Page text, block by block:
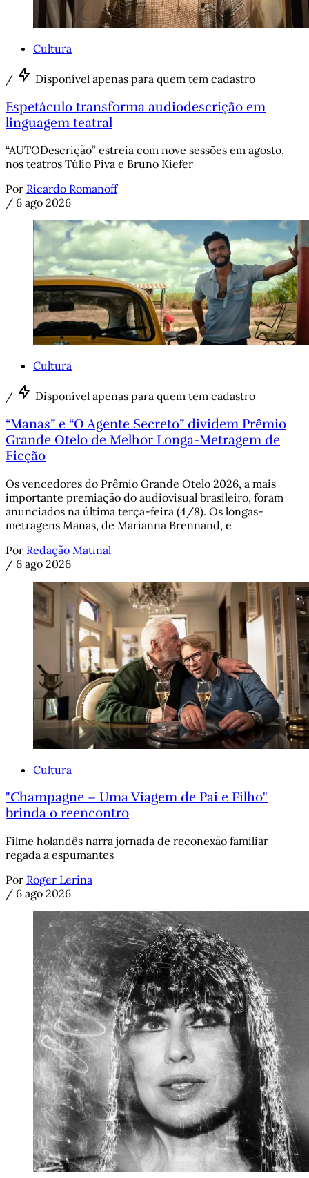
Cultura
/ Disponível apenas para quem tem cadastro
Espetáculo transforma audiodescrição em
linguagem teatral
“AUTODescrição” estreia com nove sessões em agosto,
nos teatros Túlio Piva e Bruno Kiefer
Por Ricardo Romanoff
/ 6 ago 2026
Cultura
/ Disponível apenas para quem tem cadastro
“Manas” e “O Agente Secreto” dividem Prêmio
Grande Otelo de Melhor Longa-Metragem de
Ficção
Os vencedores do Prêmio Grande Otelo 2026, a mais
importante premiação do audiovisual brasileiro, foram
anunciados na última terça-feira (4/8). Os longas-
metragens Manas, de Marianna Brennand, e
Por Redação Matinal
/ 6 ago 2026
Cultura
"Champagne – Uma Viagem de Pai e Filho"
brinda o reencontro
Filme holandês narra jornada de reconexão familiar
regada a espumantes
Por Roger Lerina
/ 6 ago 2026